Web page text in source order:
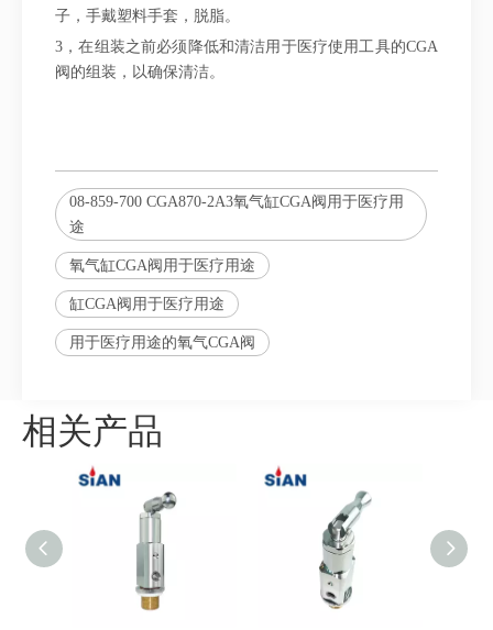
子，手戴塑料手套，脱脂。
3，在组装之前必须降低和清洁用于医疗使用工具的CGA
阀的组装，以确保清洁。
08-859-700 CGA870-2A3氧气缸CGA阀用于医疗用
途
氧气缸CGA阀用于医疗用途
缸CGA阀用于医疗用途
用于医疗用途的氧气CGA阀
相关产品